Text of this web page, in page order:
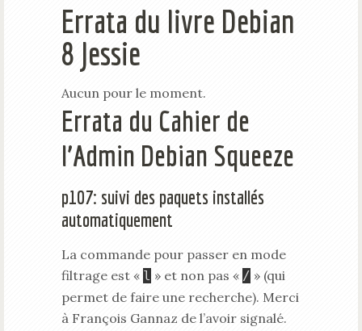
Errata du livre Debian
8 Jessie
Aucun pour le moment.
Errata du Cahier de
l’Admin Debian Squeeze
p107: suivi des paquets installés
automatiquement
La commande pour passer en mode
filtrage est « l » et non pas « / » (qui
permet de faire une recherche). Merci
à François Gannaz de l’avoir signalé.